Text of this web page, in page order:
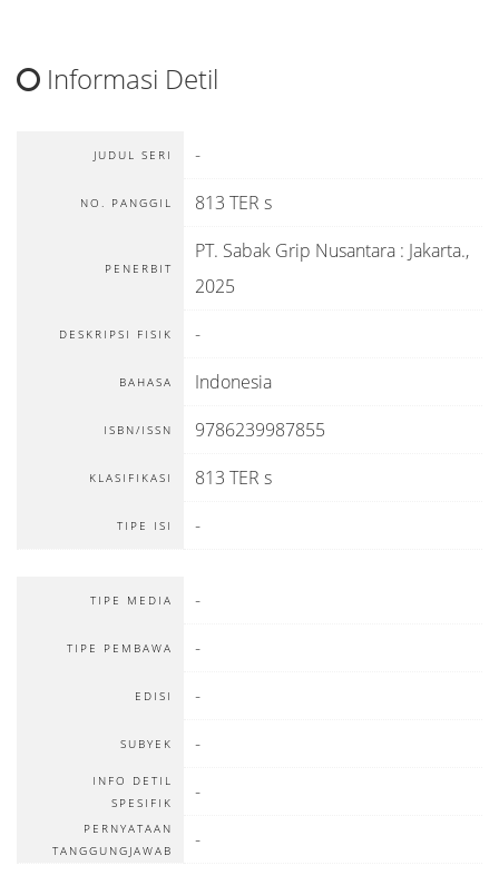
Informasi Detil
JUDUL SERI -
NO. PANGGIL 813 TER s
PENERBIT
PT. Sabak Grip Nusantara : Jakarta.,
2025
DESKRIPSI FISIK -
BAHASA Indonesia
ISBN/ISSN 9786239987855
KLASIFIKASI 813 TER s
TIPE ISI -
TIPE MEDIA -
TIPE PEMBAWA -
EDISI -
SUBYEK -
INFO DETIL
SPESIFIK
-
PERNYATAAN
TANGGUNGJAWAB
-